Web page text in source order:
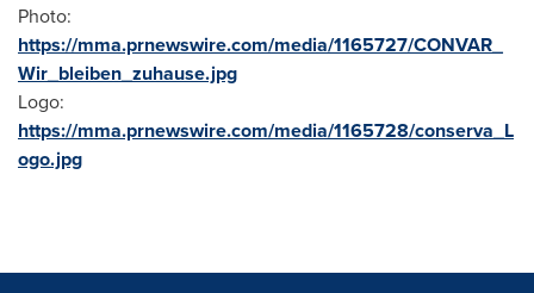
Photo:
https://mma.prnewswire.com/media/1165727/CONVAR_
Wir_bleiben_zuhause.jpg
Logo:
https://mma.prnewswire.com/media/1165728/conserva_L
ogo.jpg